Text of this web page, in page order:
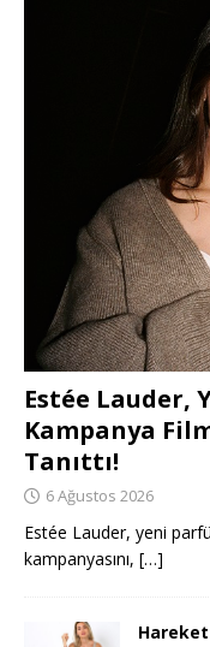
Estée Lauder,
Kampanya
Tanıttı!
6 Ağustos 2026
Estée Lauder, yeni
kampanyasını, […]